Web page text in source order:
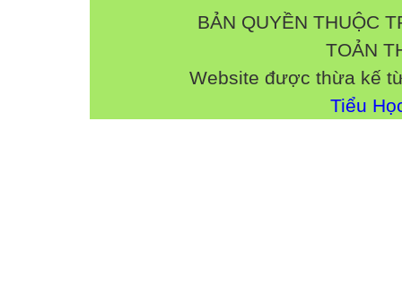
BẢN QUYỀN THUỘC
TOẢN
Website được thừa kế
Tiểu